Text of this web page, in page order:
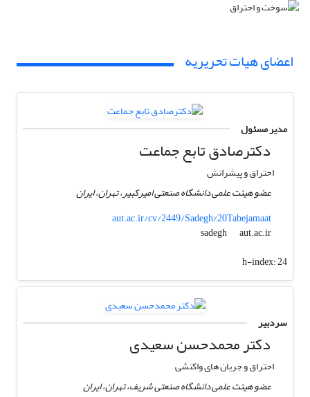
اعضای هیات تحریریه
مدیر مسئول
دکترصادق تابع جماعت
احتراق و پیشرانش
عضو هیئت علمی دانشگاه صنعتی امیرکبیر، تهران، ایران
aut.ac.ir/cv/2449/Sadegh%20Tabejamaat
sadegh
aut.ac.ir
h-index:24
سردبیر
دکتر محمدحسن سعیدی
احتراق و جریان های واکنشی
عضو هیئت علمی دانشگاه صنعتی شریف، تهران، ایران